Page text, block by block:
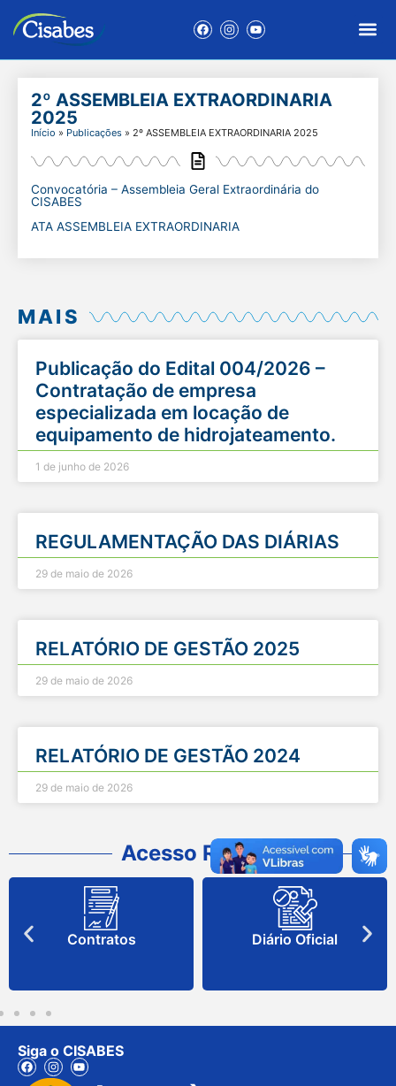
2º ASSEMBLEIA EXTRAORDINARIA
2025
Início » Publicações » 2º ASSEMBLEIA EXTRAORDINARIA 2025
Convocatória – Assembleia Geral Extraordinária do
CISABES
ATA ASSEMBLEIA EXTRAORDINARIA
MAIS
Publicação do Edital 004/2026 –
Contratação de empresa
especializada em locação de
equipamento de hidrojateamento.
1 de junho de 2026
REGULAMENTAÇÃO DAS DIÁRIAS
29 de maio de 2026
RELATÓRIO DE GESTÃO 2025
29 de maio de 2026
RELATÓRIO DE GESTÃO 2024
29 de maio de 2026
Acesso Rápido
Contratos Diário Oficial
Siga o CISABES